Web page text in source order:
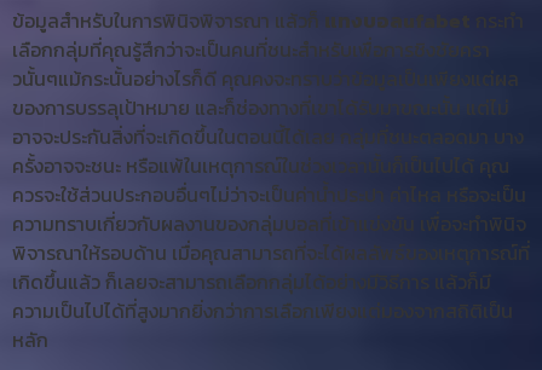
ข้อมูลสำหรับในการพินิจพิจารณา แล้วก็ แทงบอลufabet
เลือกกลุ่มที่คุณรู้สึกว่าจะเป็นคนที่ชนะสำหรับเพื่อการชิงชัยครา
วนั้นๆแม้กระนั้นอย่างไรก็ดี คุณคงจะทราบว่าข้อมูลเป็นเพียงแต่ผล
ของการบรรลุเป้าหมาย และก็ช่องทางที่เขาได้รับมาขณะนั้น แต่ไม่
อาจจะประกันสิ่งที่จะเกิดขึ้นในตอนนี้ได้เลย กลุ่มที่ชนะตลอดมา บาง
ครั้งอาจจะชนะ หรือแพ้ในเหตุการณ์ในช่วงเวลานั้นก็เป็นไปได้ คุณ
ควรจะใช้ส่วนประกอบอื่นๆไม่ว่าจะเป็นค่าน้ำประปา ค่าไหล หรือจะเป็น
ความทราบเกี่ยวกับผลงานของกลุ่มบอลที่เข้าแข่งขัน เพื่อจะทำพินิจ
พิจารณาให้รอบด้าน เมื่อคุณสามารถที่จะได้ผลลัพธ์ของเหตุการณ์ที่
เกิดขึ้นแล้ว ก็เลยจะสามารถเลือกกลุ่มได้อย่างมีวิธีการ แล้วก็มี
ความเป็นไปได้ที่สูงมากยิ่งกว่าการเลือกเพียงแต่มองจากสถิติเป็น
หลัก